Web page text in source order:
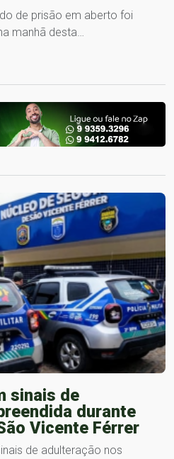
de prisão em aberto foi
manhã desta…
sinais de
durante
Vicente Férrer
de adulteração nos